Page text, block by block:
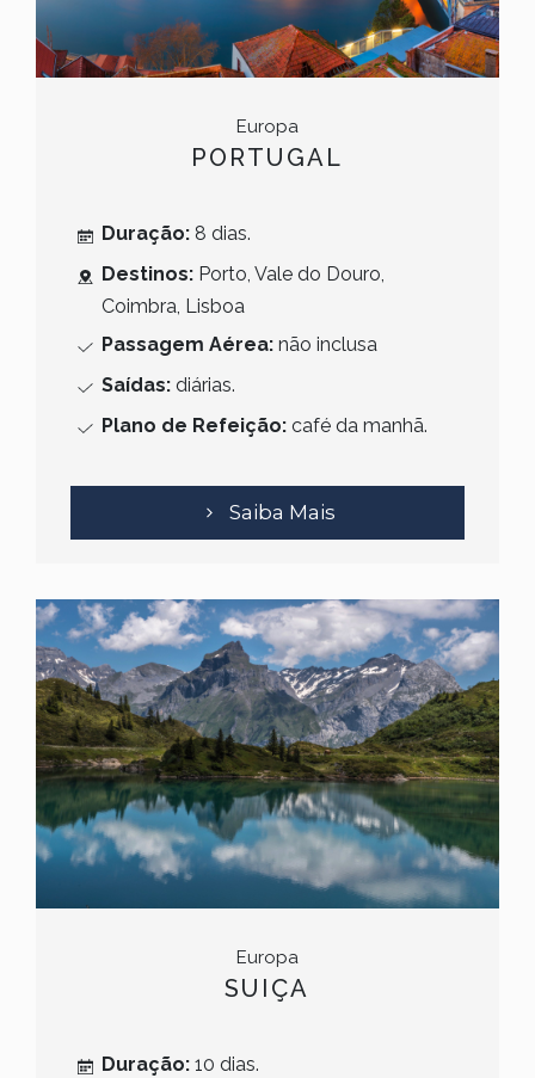
Europa
PORTUGAL
Duração:8 dias.
Destinos: Porto, Vale do Douro,
Coimbra, Lisboa
Passagem Aérea:não inclusa
Saídas: diárias.
Plano de Refeição:café da manhã.
Saiba Mais
Europa
SUIÇA
Duração:10 dias.